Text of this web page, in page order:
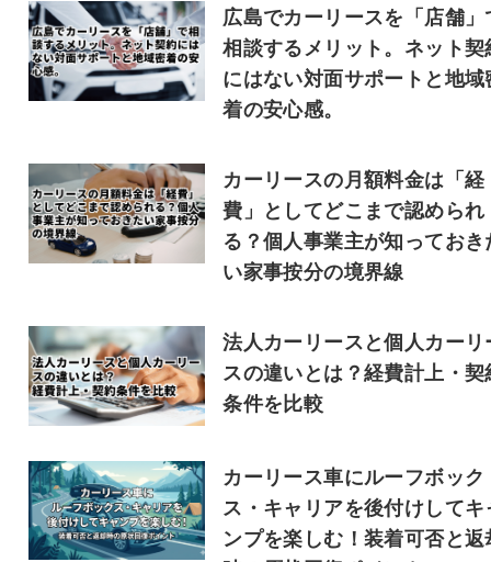
広島でカーリースを「店舗」
相談するメリット。ネット契
にはない対面サポートと地域
着の安心感。
カーリースの月額料金は「経
費」としてどこまで認められ
る？個人事業主が知っておき
い家事按分の境界線
法人カーリースと個人カーリ
スの違いとは？経費計上・契
条件を比較
カーリース車にルーフボック
ス・キャリアを後付けしてキ
ンプを楽しむ！装着可否と返